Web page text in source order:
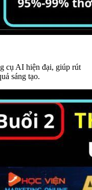
cụ AI hiện đại, giúp rút
sáng tạo.